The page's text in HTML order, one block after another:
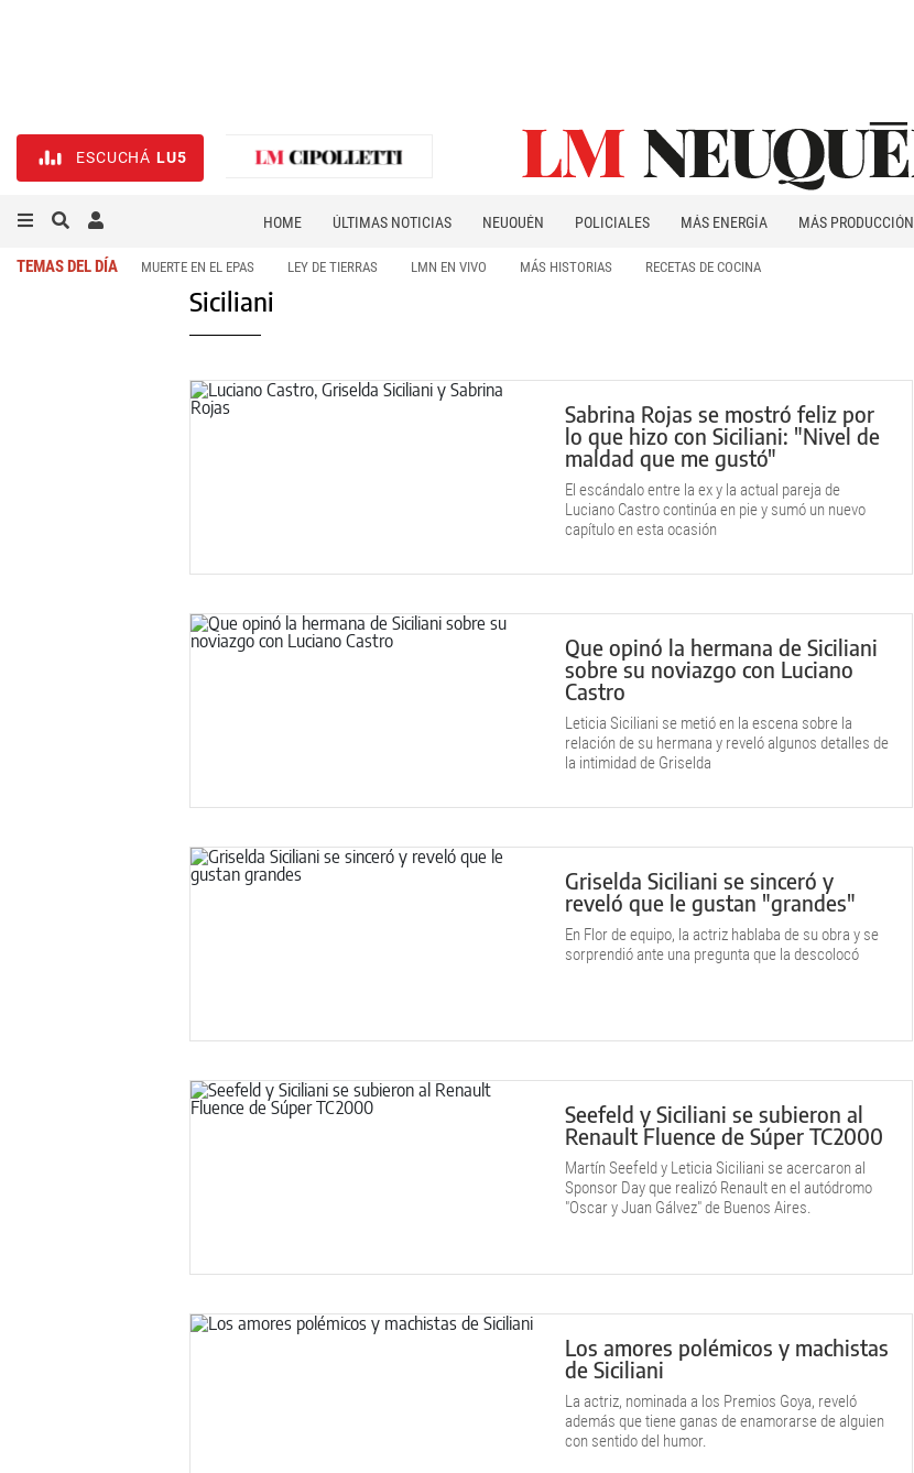
ESCUCHÁ LU5
HOME ÚLTIMAS NOTICIAS NEUQUÉN POLICIALES MÁS ENERGÍA MÁS PRODUCCIÓN
TEMAS DEL DÍA MUERTE EN EL EPAS LEY DE TIERRAS LMN EN VIVO MÁS HISTORIAS RECETAS DE COCINA
Siciliani
Sabrina Rojas se mostró feliz por
lo que hizo con Siciliani: "Nivel de
maldad que me gustó"
El escándalo entre la ex y la actual pareja de
Luciano Castro continúa en pie y sumó un nuevo
capítulo en esta ocasión
Que opinó la hermana de Siciliani
sobre su noviazgo con Luciano
Castro
Leticia Siciliani se metió en la escena sobre la
relación de su hermana y reveló algunos detalles de
la intimidad de Griselda
Griselda Siciliani se sinceró y
reveló que le gustan "grandes"
En Flor de equipo, la actriz hablaba de su obra y se
sorprendió ante una pregunta que la descolocó
Seefeld y Siciliani se subieron al
Renault Fluence de Súper TC2000
Martín Seefeld y Leticia Siciliani se acercaron al
Sponsor Day que realizó Renault en el autódromo
"Oscar y Juan Gálvez" de Buenos Aires.
Los amores polémicos y machistas
de Siciliani
La actriz, nominada a los Premios Goya, reveló
además que tiene ganas de enamorarse de alguien
con sentido del humor.